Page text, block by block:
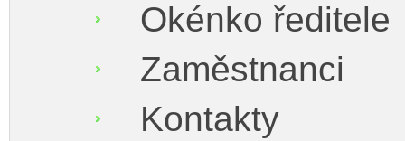
Okénko ředitele
Zaměstnanci
Kontakty